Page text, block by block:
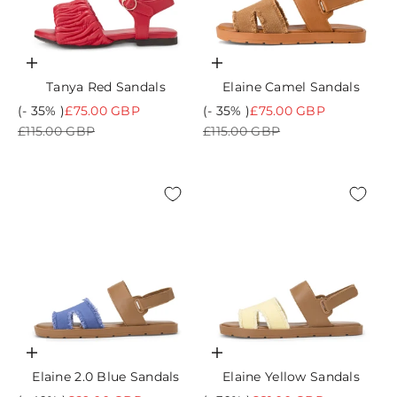
Choisir les options
Tanya Red Sandals
(- 35% )Prix de vente
£75.00 GBP
Prix normal
£115.00 GBP
Choisir les options
Elaine Camel Sandals
(- 35% )Prix de vente
£75.00 GBP
Prix normal
£115.00 GBP
Choisir les options
Elaine 2.0 Blue Sandals
Choisir les options
Elaine Yellow Sandals